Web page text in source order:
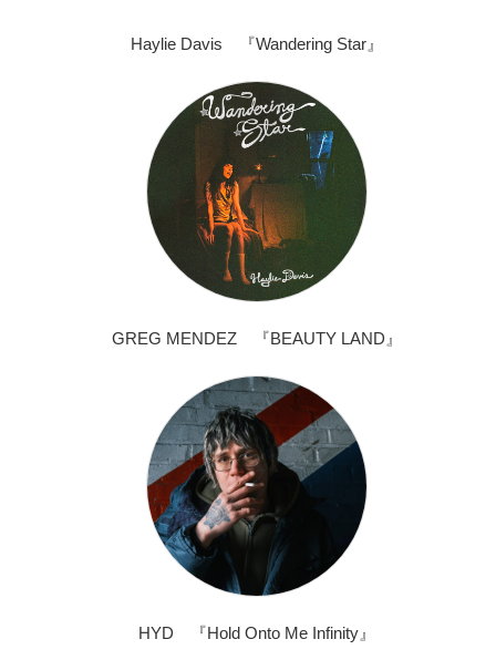
Haylie Davis 『Wandering Star』
GREG MENDEZ 『BEAUTY LAND』
HYD 『Hold Onto Me Infinity』